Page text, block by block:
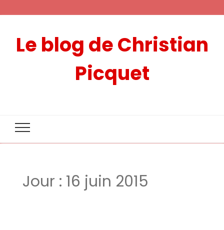
Le blog de Christian
Picquet
Jour : 16 juin 2015